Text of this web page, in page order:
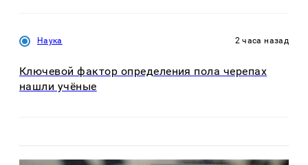
Наука 2 часа назад
Ключевой фактор определения пола черепах
нашли учёные